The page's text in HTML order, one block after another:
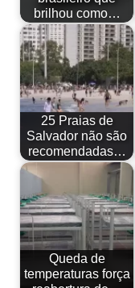
brilhou como…
25 Praias de
Salvador não são
recomendadas…
Queda de
temperaturas força